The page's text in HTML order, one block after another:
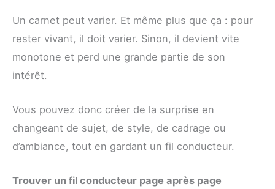
Un carnet peut varier. Et même plus que ça : pour
rester vivant, il doit varier. Sinon, il devient vite
monotone et perd une grande partie de son
intérêt.
Vous pouvez donc créer de la surprise en
changeant de sujet, de style, de cadrage ou
d’ambiance, tout en gardant un fil conducteur.
Trouver un fil conducteur page après page